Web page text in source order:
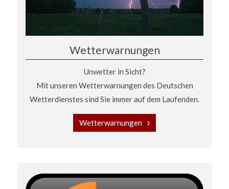
Wetterwarnungen
Unwetter in Sicht?
Mit unseren Wetterwarnungen des Deutschen
Wetterdienstes sind Sie immer auf dem Laufenden.
Wetterwarnungen